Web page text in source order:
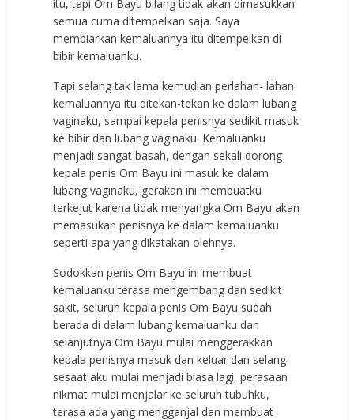
itu, tapi Om Bayu bilang tidak akan dimasukkan
semua cuma ditempelkan saja. Saya
membiarkan kemaluannya itu ditempelkan di
bibir kemaluanku.
Tapi selang tak lama kemudian perlahan- lahan
kemaluannya itu ditekan-tekan ke dalam lubang
vaginaku, sampai kepala penisnya sedikit masuk
ke bibir dan lubang vaginaku. Kemaluanku
menjadi sangat basah, dengan sekali dorong
kepala penis Om Bayu ini masuk ke dalam
lubang vaginaku, gerakan ini membuatku
terkejut karena tidak menyangka Om Bayu akan
memasukan penisnya ke dalam kemaluanku
seperti apa yang dikatakan olehnya.
Sodokkan penis Om Bayu ini membuat
kemaluanku terasa mengembang dan sedikit
sakit, seluruh kepala penis Om Bayu sudah
berada di dalam lubang kemaluanku dan
selanjutnya Om Bayu mulai menggerakkan
kepala penisnya masuk dan keluar dan selang
sesaat aku mulai menjadi biasa lagi, perasaan
nikmat mulai menjalar ke seluruh tubuhku,
terasa ada yang mengganjal dan membuat